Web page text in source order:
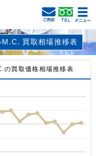
買取相場推移表
の買取価格相場推移表